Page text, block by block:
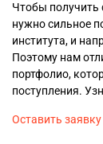
Чтобы получить
нужно сильное
института, и
Поэтому нам
портфолио,
поступления.
Оставить заявку